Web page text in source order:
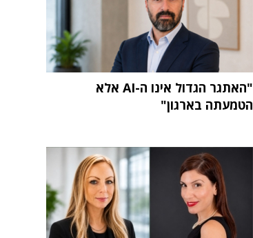
"האתגר הגדול אינו ה-AI אלא
הטמעתה בארגון"